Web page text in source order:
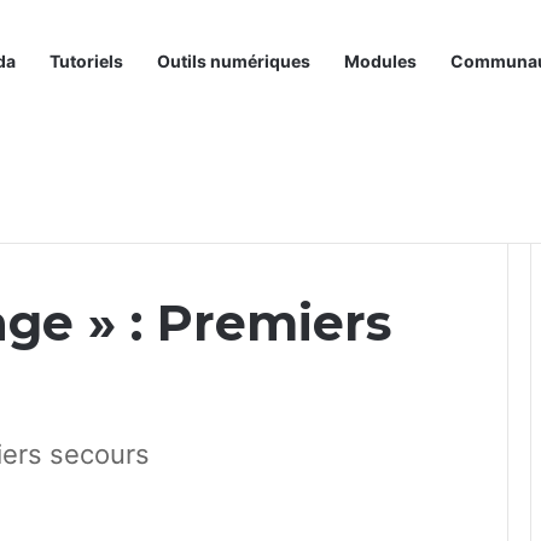
Tutoriels Outils numériques Modules
» : Premiers
secours